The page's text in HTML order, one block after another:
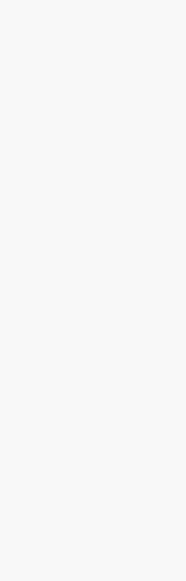
遇短时极端强降
长引擎是什么？